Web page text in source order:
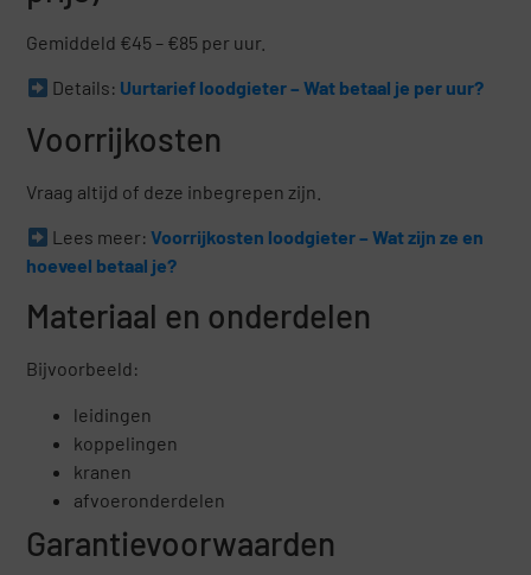
Gemiddeld €45 – €85 per uur.
Details: Uurtarief loodgieter – Wat betaal je per uur?
Voorrijkosten
Vraag altijd of deze inbegrepen zijn.
Lees meer: Voorrijkosten loodgieter – Wat zijn ze en
hoeveel betaal je?
Materiaal en onderdelen
Bijvoorbeeld:
leidingen
koppelingen
kranen
afvoeronderdelen
Garantievoorwaarden